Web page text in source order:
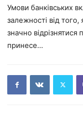
Умови банківських
залежності від
значно відрізнятися
принесе…